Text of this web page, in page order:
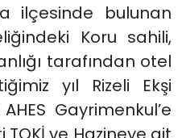
ilçesinde bulunan
Koru sahili,
tarafından otel
yıl Rizeli Ekşi
Gayrimenkul’e